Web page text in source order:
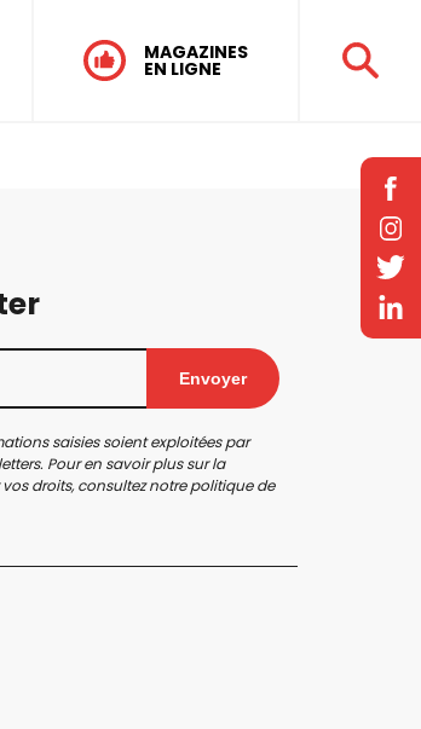
MAGAZINES
EN LIGNE
Envoyer
saisies soient exploitées par
Pour en savoir plus sur la
droits, consultez notrepolitique de